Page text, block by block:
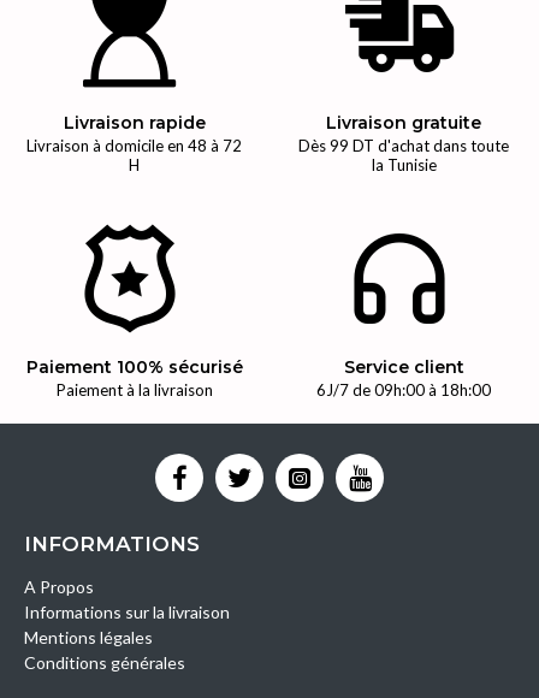
Livraison rapide
Livraison à domicile en 48 à 72
H
Livraison gratuite
Dès 99 DT d'achat dans toute
la Tunisie
Paiement 100% sécurisé
Paiement à la livraison
Service client
6J/7 de 09h:00 à 18h:00
INFORMATIONS
A Propos
Informations sur la livraison
Mentions légales
Conditions générales